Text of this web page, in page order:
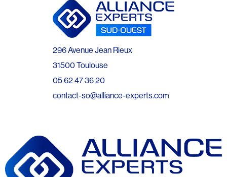
296 Avenue Jean Rieux
31500 Toulouse
05 62 47 36 20
contact-so@alliance-experts.com